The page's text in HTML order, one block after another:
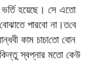
হয়েছে। সে এতো
পারবো না।ত‌বে
কাম চাচা‌তো বোন
স্বপ্নার মতো কেউ